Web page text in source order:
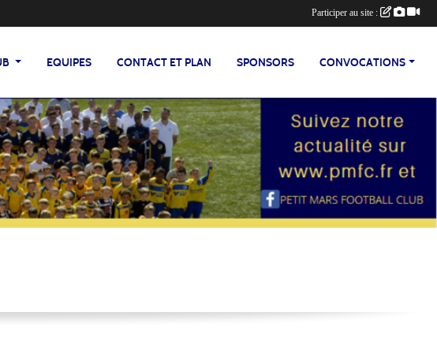
EQUIPES CONTACT ET PLAN SPONSORS CONVOCATIONS
Participer au site :